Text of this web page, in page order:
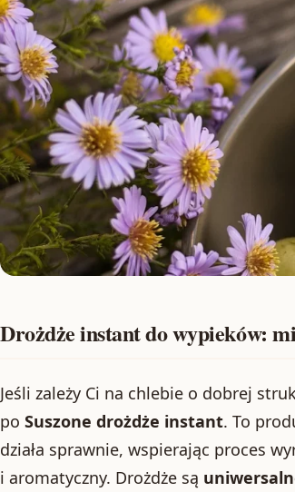
Drożdże instant do wypieków:
Jeśli zależy Ci na chlebie o dobrej
po Suszone drożdże instant. To
działa sprawnie, wspierając proces
i aromatyczny. Drożdże są